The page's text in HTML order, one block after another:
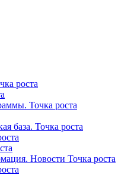
роста
Точка роста
база. Точка роста
Новости Точка роста